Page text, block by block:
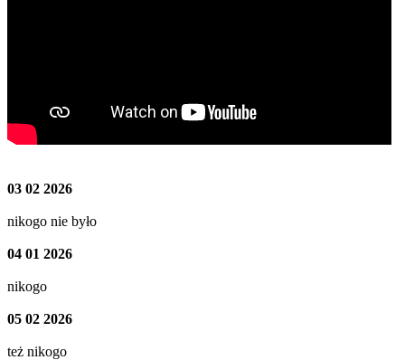
03 02 2026
nikogo nie było
04 01 2026
nikogo
05 02 2026
też nikogo